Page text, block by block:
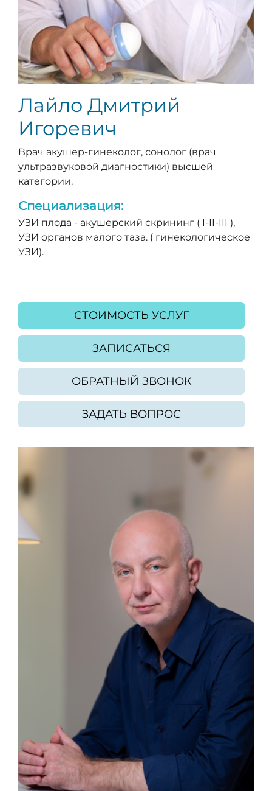
Лайло Дмитрий
Игоревич
Врач акушер-гинеколог, сонолог (врач
ультразвуковой диагностики) высшей
категории.
Специализация:
УЗИ плода - акушерский скрининг ( I-II-III ),
УЗИ органов малого таза. ( гинекологическое
УЗИ).
СТОИМОСТЬ УСЛУГ
ЗАПИСАТЬСЯ
ОБРАТНЫЙ ЗВОНОК
ЗАДАТЬ ВОПРОС